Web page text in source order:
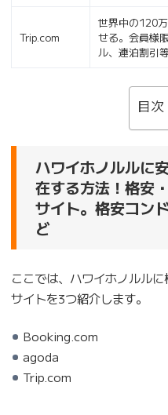
Trip.com
世界中の120
せる。会員様
ル、連泊割引
目次
ハワイホノルルに
在する方法！格安
サイト。格安コン
ど
ここでは、ハワイホノルル
サイトを3つ紹介します。
Booking.com
agoda
Trip.com